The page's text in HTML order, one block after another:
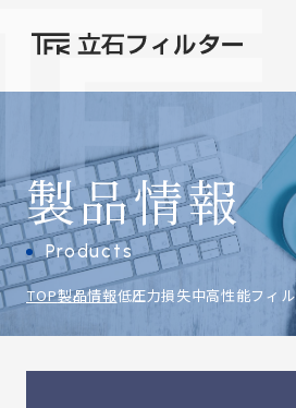
製品情報
Products
TOP製品情報低圧力損失中高性能フィ